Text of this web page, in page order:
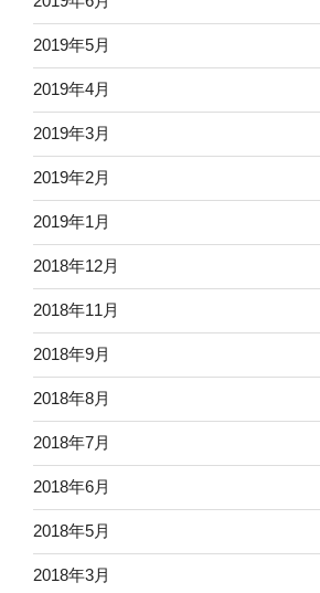
2019年5月
2019年4月
2019年3月
2019年2月
2019年1月
2018年12月
2018年11月
2018年9月
2018年8月
2018年7月
2018年6月
2018年5月
2018年3月